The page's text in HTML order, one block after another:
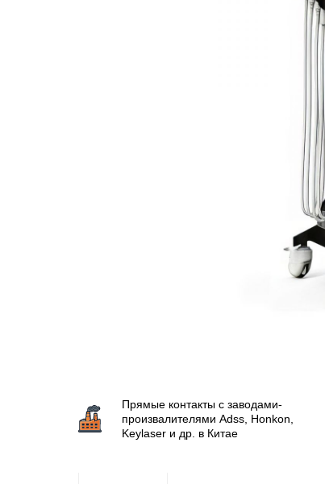
Прямые контакты с заводами-
произвалителями Аdss, Honkon,
Keylaser и др. в Китае